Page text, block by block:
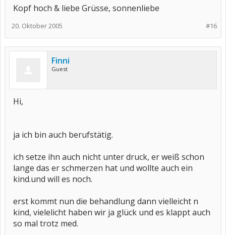
Kopf hoch & liebe Grüsse, sonnenliebe
#16
20. Oktober 2005
Finni
Guest
Hi,
ja ich bin auch berufstätig.
ich setze ihn auch nicht unter druck, er weiß schon
lange das er schmerzen hat und wollte auch ein
kind.und will es noch.
erst kommt nun die behandlung dann vielleicht n
kind, vielelicht haben wir ja glück und es klappt auch
so mal trotz med.